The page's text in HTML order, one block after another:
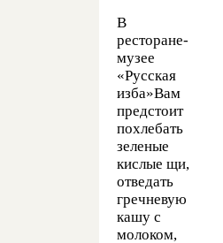
В
ресторане-
музее
«Русская
изба»Вам
предстоит
похлебать
зеленые
кислые щи,
отведать
гречневую
кашу с
молоком,